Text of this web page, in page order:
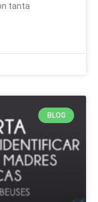
tanta
BLOG